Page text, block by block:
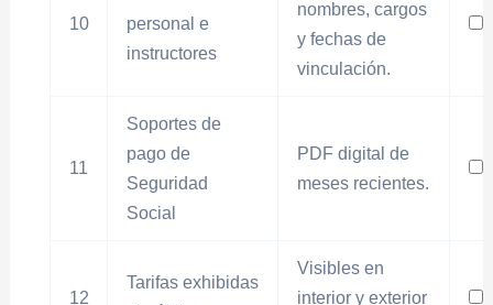
10
personal e
instructores
nombres, cargos
y fechas de
vinculación.
11
Soportes de
pago de
Seguridad
Social
PDF digital de
meses recientes.
12
Tarifas exhibidas
Visibles en
interior y exterior